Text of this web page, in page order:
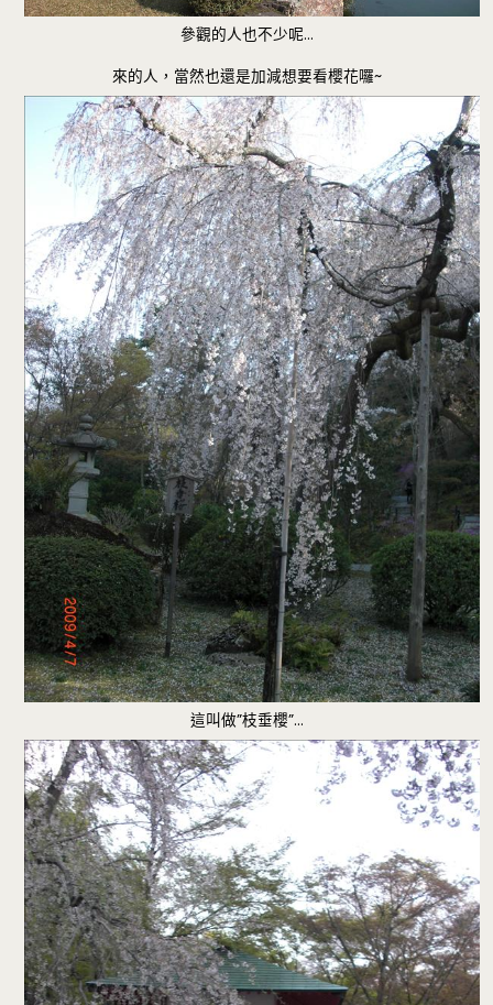
參觀的人也不少呢…
來的人，當然也還是加減想要看櫻花囉~
這叫做”枝垂櫻”…